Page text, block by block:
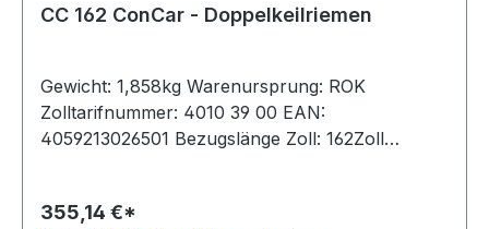
CC 162 ConCar - Doppelkeilriemen
Gewicht: 1,858kg Warenursprung: ROK
Zolltarifnummer: 4010 39 00 EAN:
4059213026501 Bezugslänge Zoll: 162Zoll
ummantelt antistatisch: ja Norm: DIN 7722
355,14 €*